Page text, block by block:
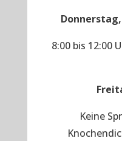
Donnerstag,
8:00 bis 12:00
Keine